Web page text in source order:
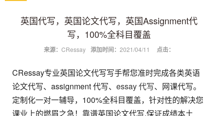
英国代写，英国论文代写，英国Assignment代
写，100%全科目覆盖
来源： CRessay 添加时间： 2021/04/11 点击：
CRessay专业英国论文代写写手帮您准时完成各类英语
论文代写、assignment 代写、 essay 代写、网课代写。
定制化一对一辅导，100%全科目覆盖，针对性的解决您
课业上的燃眉之急！靠谱英国论文代写,保证成绩本土